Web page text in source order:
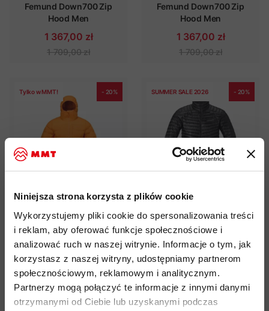
Niniejsza strona korzysta z plików cookie
Wykorzystujemy pliki cookie do spersonalizowania treści
i reklam, aby oferować funkcje społecznościowe i
analizować ruch w naszej witrynie. Informacje o tym, jak
korzystasz z naszej witryny, udostępniamy partnerom
społecznościowym, reklamowym i analitycznym.
Partnerzy mogą połączyć te informacje z innymi danymi
otrzymanymi od Ciebie lub uzyskanymi podczas
Femund Down700 Zip
Hood Men
1 367,00 zł
1 709,00 zł
Femund Down700 Zip
Hood Men
1 367,00 zł
1 709,00 zł
Tylko w MMT! - 20%
Kurtka puchowa Norrona
Femund Down700 Zip
Hood Men
1 709,00 zł
SUMMER SALE 2026 - 20%
Kurtka puchowa Norrona
Trollveggen Down800
Super Light Jacket Men
959,00 zł
1 199,00 zł
Tylko w MMT! - 20% SUMMER SALE 2026